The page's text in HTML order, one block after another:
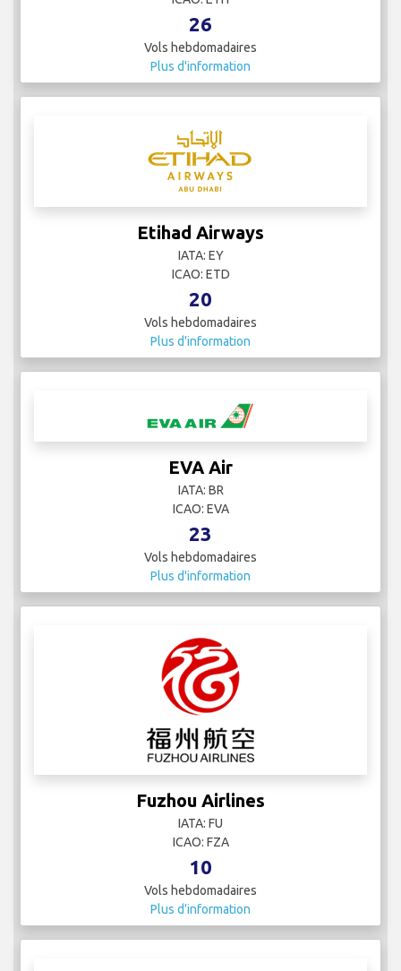
26
Vols hebdomadaires
Plus d'information
Etihad Airways
IATA: EY
ICAO: ETD
20
Vols hebdomadaires
Plus d'information
EVA Air
IATA: BR
ICAO: EVA
23
Vols hebdomadaires
Plus d'information
Fuzhou Airlines
IATA: FU
ICAO: FZA
10
Vols hebdomadaires
Plus d'information